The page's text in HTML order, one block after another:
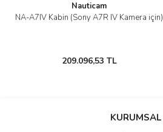
Nauticam
NA-A7IV Kabin (Sony A7R IV Kamera için)
209.096,53 TL
KURUMSAL